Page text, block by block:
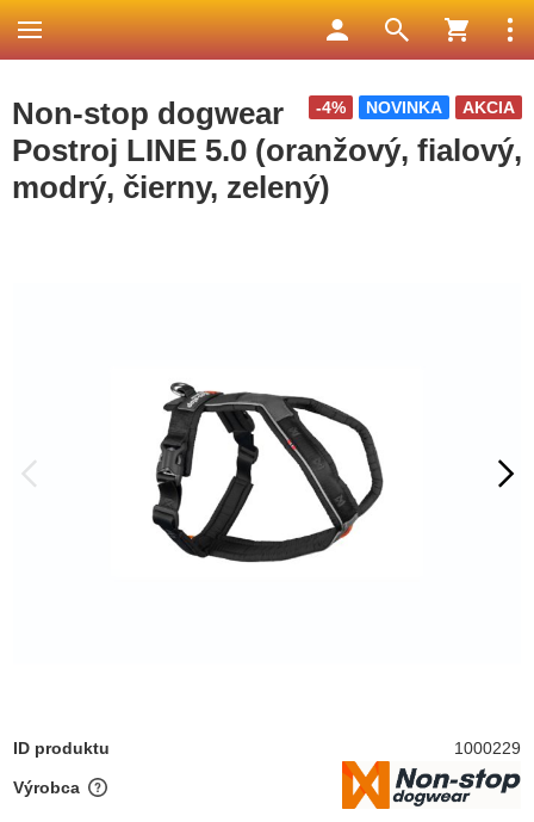
AKCIA
NOVINKA
-4%
Non-stop dogwear
Postroj LINE 5.0 (oranžový, fialový,
modrý, čierny, zelený)
ID produktu 1000229
Výrobca